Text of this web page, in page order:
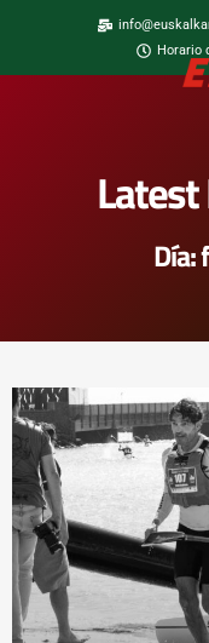
Horario
Día: